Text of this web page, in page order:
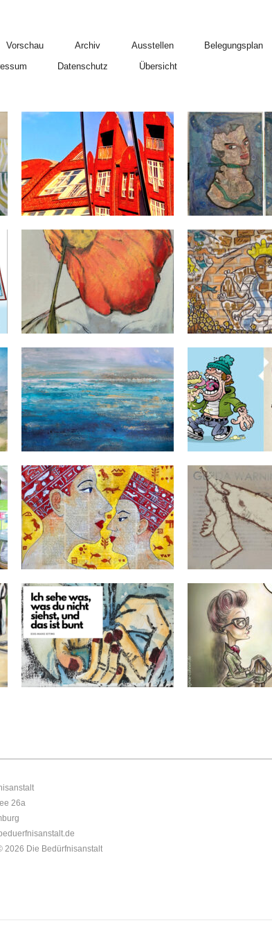
Vorschau Archiv Ausstellen Belegungsplan
Datenschutz Übersicht
26a
2026 Die Bedürfnisanstalt